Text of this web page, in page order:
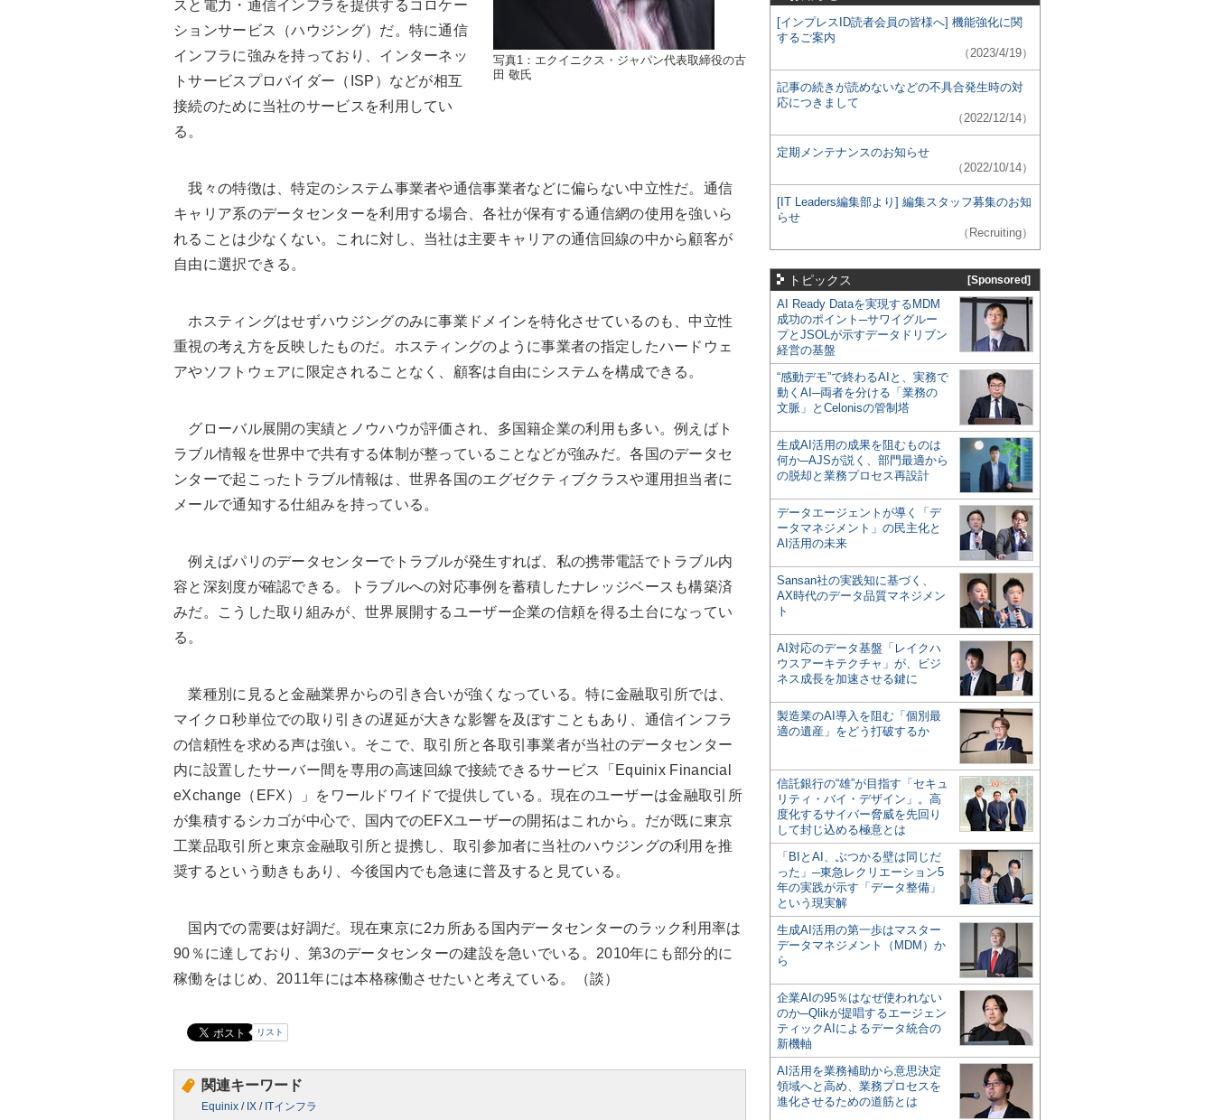
写真1：エクイニクス・ジャパン代表取締役の古
田 敬氏
スと電力・通信インフラを提供するコロケー
ションサービス（ハウジング）だ。特に通信
インフラに強みを持っており、インターネッ
トサービスプロバイダー（ISP）などが相互
接続のために当社のサービスを利用してい
る。
我々の特徴は、特定のシステム事業者や通信事業者などに偏らない中立性だ。通信
キャリア系のデータセンターを利用する場合、各社が保有する通信網の使用を強いら
れることは少なくない。これに対し、当社は主要キャリアの通信回線の中から顧客が
自由に選択できる。
ホスティングはせずハウジングのみに事業ドメインを特化させているのも、中立性
重視の考え方を反映したものだ。ホスティングのように事業者の指定したハードウェ
アやソフトウェアに限定されることなく、顧客は自由にシステムを構成できる。
グローバル展開の実績とノウハウが評価され、多国籍企業の利用も多い。例えばト
ラブル情報を世界中で共有する体制が整っていることなどが強みだ。各国のデータセ
ンターで起こったトラブル情報は、世界各国のエグゼクティブクラスや運用担当者に
メールで通知する仕組みを持っている。
例えばパリのデータセンターでトラブルが発生すれば、私の携帯電話でトラブル内
容と深刻度が確認できる。トラブルへの対応事例を蓄積したナレッジベースも構築済
みだ。こうした取り組みが、世界展開するユーザー企業の信頼を得る土台になってい
る。
業種別に見ると金融業界からの引き合いが強くなっている。特に金融取引所では、
マイクロ秒単位での取り引きの遅延が大きな影響を及ぼすこともあり、通信インフラ
の信頼性を求める声は強い。そこで、取引所と各取引事業者が当社のデータセンター
内に設置したサーバー間を専用の高速回線で接続できるサービス「Equinix Financial
eXchange（EFX）」をワールドワイドで提供している。現在のユーザーは金融取引所
が集積するシカゴが中心で、国内でのEFXユーザーの開拓はこれから。だが既に東京
工業品取引所と東京金融取引所と提携し、取引参加者に当社のハウジングの利用を推
奨するという動きもあり、今後国内でも急速に普及すると見ている。
国内での需要は好調だ。現在東京に2カ所ある国内データセンターのラック利用率は
90％に達しており、第3のデータセンターの建設を急いでいる。2010年にも部分的に
稼働をはじめ、2011年には本格稼働させたいと考えている。（談）
リスト
関連キーワード
Equinix / IX / ITインフラ
[インプレスID読者会員の皆様へ] 機能強化に関
するご案内
（2023/4/19）
記事の続きが読めないなどの不具合発生時の対
応につきまして
（2022/12/14）
定期メンテナンスのお知らせ
（2022/10/14）
[IT Leaders編集部より] 編集スタッフ募集のお知
らせ
（Recruiting）
トピックス [Sponsored]
AI Ready Dataを実現するMDM
成功のポイント─サワイグルー
プとJSOLが示すデータドリブン
経営の基盤
“感動デモ”で終わるAIと、実務で
動くAI─両者を分ける「業務の
文脈」とCelonisの管制塔
生成AI活用の成果を阻むものは
何か─AJSが説く、部門最適から
の脱却と業務プロセス再設計
データエージェントが導く「デ
ータマネジメント」の民主化と
AI活用の未来
Sansan社の実践知に基づく、
AX時代のデータ品質マネジメン
ト
AI対応のデータ基盤「レイクハ
ウスアーキテクチャ」が、ビジ
ネス成長を加速させる鍵に
製造業のAI導入を阻む「個別最
適の遺産」をどう打破するか
信託銀行の“雄”が目指す「セキュ
リティ・バイ・デザイン」。高
度化するサイバー脅威を先回り
して封じ込める極意とは
「BIとAI、ぶつかる壁は同じだ
った」─東急レクリエーション5
年の実践が示す「データ整備」
という現実解
生成AI活用の第一歩はマスター
データマネジメント（MDM）か
ら
企業AIの95％はなぜ使われない
のか─Qlikが提唱するエージェン
ティックAIによるデータ統合の
新機軸
AI活用を業務補助から意思決定
領域へと高め、業務プロセスを
進化させるための道筋とは